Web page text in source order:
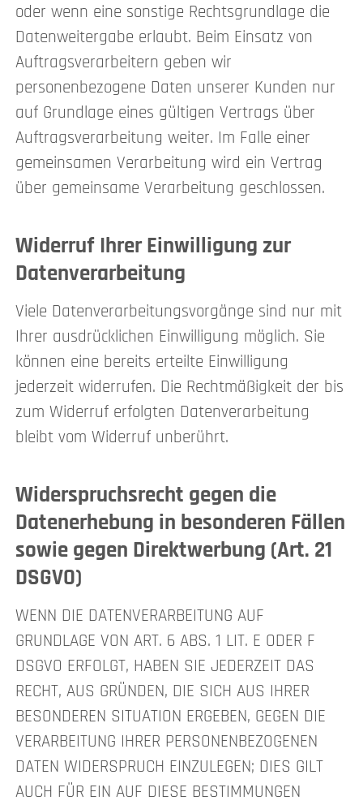
oder wenn eine sonstige Rechtsgrundlage die
Datenweitergabe erlaubt. Beim Einsatz von
Auftragsverarbeitern geben wir
personenbezogene Daten unserer Kunden nur
auf Grundlage eines gültigen Vertrags über
Auftragsverarbeitung weiter. Im Falle einer
gemeinsamen Verarbeitung wird ein Vertrag
über gemeinsame Verarbeitung geschlossen.
Widerruf Ihrer Einwilligung zur
Datenverarbeitung
Viele Datenverarbeitungsvorgänge sind nur mit
Ihrer ausdrücklichen Einwilligung möglich. Sie
können eine bereits erteilte Einwilligung
jederzeit widerrufen. Die Rechtmäßigkeit der bis
zum Widerruf erfolgten Datenverarbeitung
bleibt vom Widerruf unberührt.
Widerspruchsrecht gegen die
Datenerhebung in besonderen Fällen
sowie gegen Direktwerbung (Art. 21
DSGVO)
WENN DIE DATENVERARBEITUNG AUF
GRUNDLAGE VON ART. 6 ABS. 1 LIT. E ODER F
DSGVO ERFOLGT, HABEN SIE JEDERZEIT DAS
RECHT, AUS GRÜNDEN, DIE SICH AUS IHRER
BESONDEREN SITUATION ERGEBEN, GEGEN DIE
VERARBEITUNG IHRER PERSONENBEZOGENEN
DATEN WIDERSPRUCH EINZULEGEN; DIES GILT
AUCH FÜR EIN AUF DIESE BESTIMMUNGEN